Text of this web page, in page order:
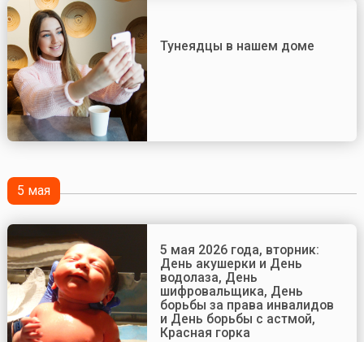
Тунеядцы в нашем доме
5 мая
5 мая 2026 года, вторник:
День акушерки и День
водолаза, День
шифровальщика, День
борьбы за права инвалидов
и День борьбы с астмой,
Красная горка